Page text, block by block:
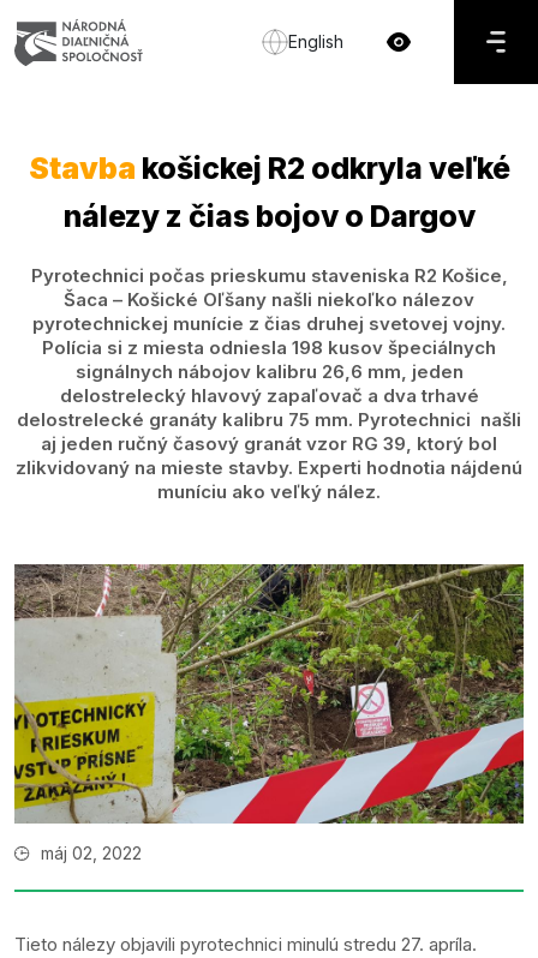
English
Stavba košickej R2 odkryla veľké
nálezy z čias bojov o Dargov
Pyrotechnici počas prieskumu staveniska R2 Košice,
Šaca – Košické Oľšany našli niekoľko nálezov
pyrotechnickej munície z čias druhej svetovej vojny.
Polícia si z miesta odniesla 198 kusov špeciálnych
signálnych nábojov kalibru 26,6 mm, jeden
delostrelecký hlavový zapaľovač a dva trhavé
delostrelecké granáty kalibru 75 mm. Pyrotechnici našli
aj jeden ručný časový granát vzor RG 39, ktorý bol
zlikvidovaný na mieste stavby. Experti hodnotia nájdenú
muníciu ako veľký nález.
máj 02, 2022
Tieto nálezy objavili pyrotechnici minulú stredu 27. apríla.